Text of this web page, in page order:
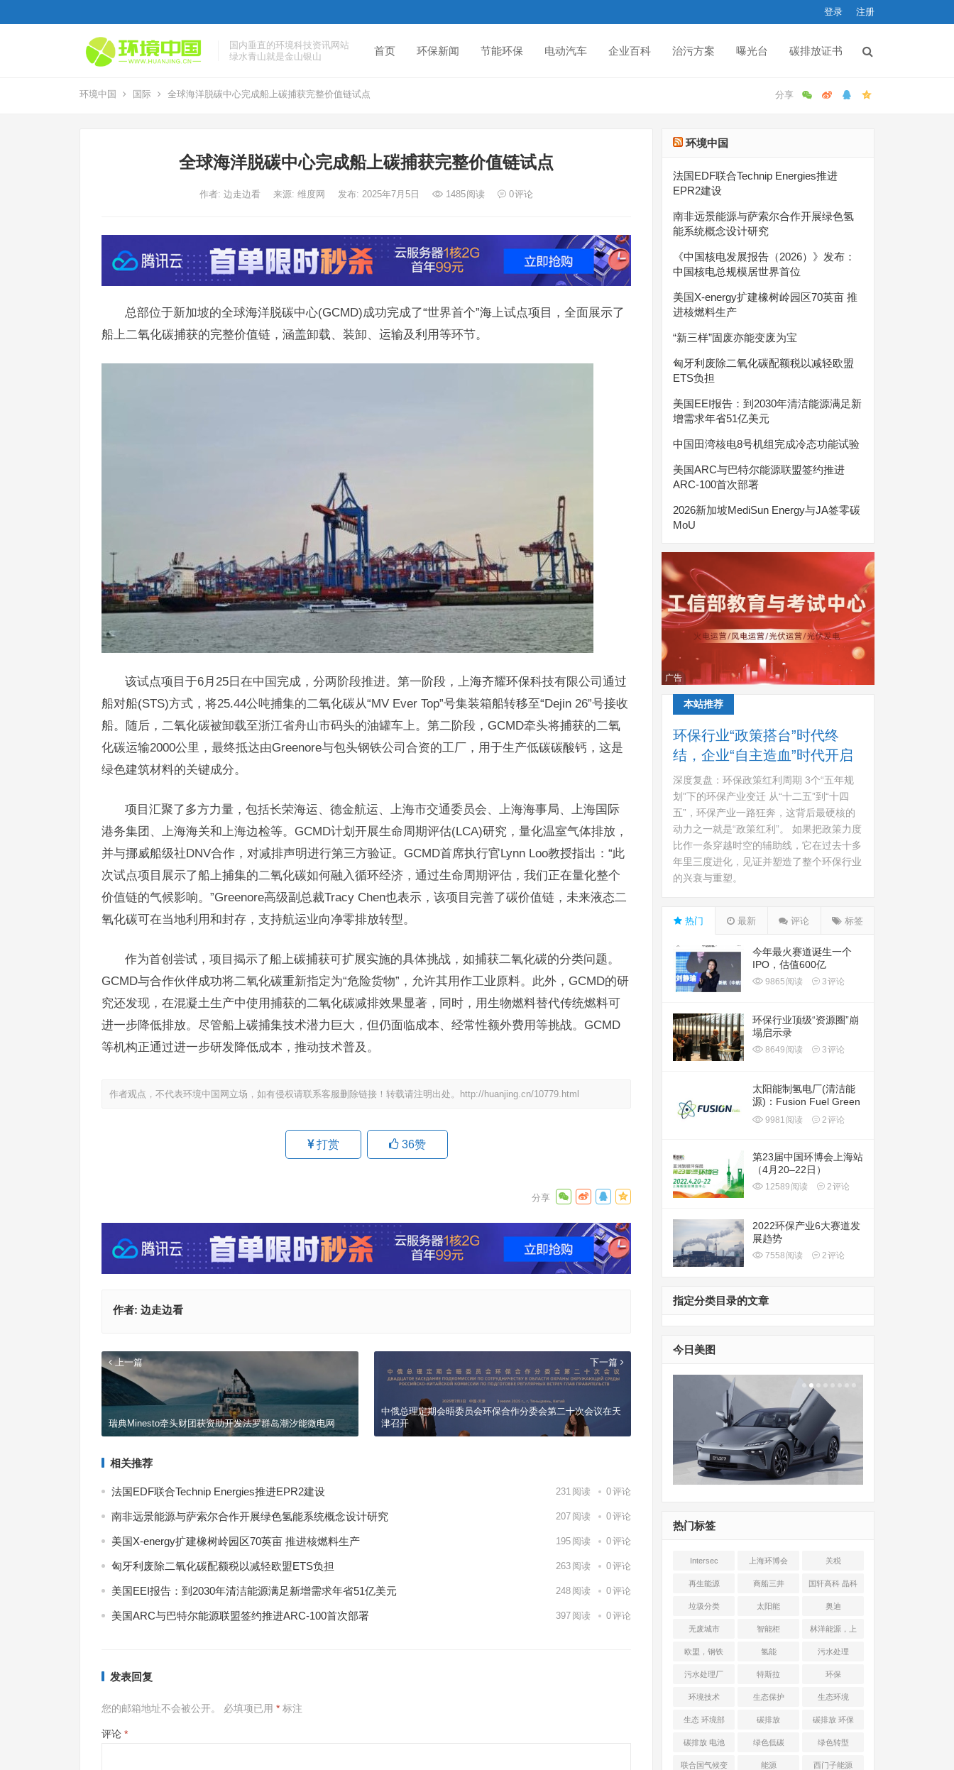
登录 注册
国内垂直的环境科技资讯网站
绿水青山就是金山银山
首页 环保新闻 节能环保 电动汽车 企业百科 治污方案 曝光台 碳排放证书
环境中国 国际 全球海洋脱碳中心完成船上碳捕获完整价值链试点
全球海洋脱碳中心完成船上碳捕获完整价值链试点
作者: 边走边看 来源: 维度网 发布: 2025年7月5日 1485阅读 0评论
总部位于新加坡的全球海洋脱碳中心(GCMD)成功完成了“世界首个”海上试点项目，全面展示了
船上二氧化碳捕获的完整价值链，涵盖卸载、装卸、运输及利用等环节。
该试点项目于6月25日在中国完成，分两阶段推进。第一阶段，上海齐耀环保科技有限公司通过
船对船(STS)方式，将25.44公吨捕集的二氧化碳从“MV Ever Top”号集装箱船转移至“Dejin 26”号接收
船。随后，二氧化碳被卸载至浙江省舟山市码头的油罐车上。第二阶段，GCMD牵头将捕获的二氧
化碳运输2000公里，最终抵达由Greenore与包头钢铁公司合资的工厂，用于生产低碳碳酸钙，这是
绿色建筑材料的关键成分。
项目汇聚了多方力量，包括长荣海运、德金航运、上海市交通委员会、上海海事局、上海国际
港务集团、上海海关和上海边检等。GCMD计划开展生命周期评估(LCA)研究，量化温室气体排放，
并与挪威船级社DNV合作，对减排声明进行第三方验证。GCMD首席执行官Lynn Loo教授指出：“此
次试点项目展示了船上捕集的二氧化碳如何融入循环经济，通过生命周期评估，我们正在量化整个
价值链的气候影响。”Greenore高级副总裁Tracy Chen也表示，该项目完善了碳价值链，未来液态二
氧化碳可在当地利用和封存，支持航运业向净零排放转型。
作为首创尝试，项目揭示了船上碳捕获可扩展实施的具体挑战，如捕获二氧化碳的分类问题。
GCMD与合作伙伴成功将二氧化碳重新指定为“危险货物”，允许其用作工业原料。此外，GCMD的研
究还发现，在混凝土生产中使用捕获的二氧化碳减排效果显著，同时，用生物燃料替代传统燃料可
进一步降低排放。尽管船上碳捕集技术潜力巨大，但仍面临成本、经常性额外费用等挑战。GCMD
等机构正通过进一步研发降低成本，推动技术普及。
作者观点，不代表环境中国网立场，如有侵权请联系客服删除链接！转载请注明出处。 http://huanjing.cn/10779.html
打赏 36赞
作者: 边走边看
上一篇
瑞典Minesto牵头财团获资助开发法罗群岛潮汐能微电网
下一篇
中俄总理定期会晤委员会环保合作分委会第二十次会议在天
津召开
相关推荐
法国EDF联合Technip Energies推进EPR2建设 231 阅读 0评论
南非远景能源与萨索尔合作开展绿色氢能系统概念设计研究 207 阅读 0评论
美国X-energy扩建橡树岭园区70英亩 推进核燃料生产 195 阅读 0评论
匈牙利废除二氧化碳配额税以减轻欧盟ETS负担 263 阅读 0评论
美国EEI报告：到2030年清洁能源满足新增需求年省51亿美元 248 阅读 0评论
美国ARC与巴特尔能源联盟签约推进ARC-100首次部署 397 阅读 0评论
发表回复
您的邮箱地址不会被公开。 必填项已用 * 标注
评论 *
环境中国
法国EDF联合Technip Energies推进
EPR2建设
南非远景能源与萨索尔合作开展绿色氢
能系统概念设计研究
《中国核电发展报告（2026）》发布：
中国核电总规模居世界首位
美国X-energy扩建橡树岭园区70英亩 推
进核燃料生产
“新三样”固废亦能变废为宝
匈牙利废除二氧化碳配额税以减轻欧盟
ETS负担
美国EEI报告：到2030年清洁能源满足新
增需求年省51亿美元
中国田湾核电8号机组完成冷态功能试验
美国ARC与巴特尔能源联盟签约推进
ARC-100首次部署
2026新加坡MediSun Energy与JA签零碳
MoU
广告
本站推荐
环保行业“政策搭台”时代终
结，企业“自主造血”时代开启
深度复盘：环保政策红利周期 3个“五年规
划”下的环保产业变迁 从“十二五”到“十四
五”，环保产业一路狂奔，这背后最硬核的
动力之一就是“政策红利”。 如果把政策力度
比作一条穿越时空的辅助线，它在过去十多
年里三度进化，见证并塑造了整个环保行业
的兴衰与重塑。
热门 最新 评论 标签
今年最火赛道诞生一个
IPO，估值600亿
9865 阅读 3评论
环保行业顶级“资源圈”崩
塌启示录
8649 阅读 3评论
太阳能制氢电厂(清洁能
源)：Fusion Fuel Green
plc(HTOO)
9981 阅读 2评论
第23届中国环博会上海站
（4月20–22日）
12589 阅读 2评论
2022环保产业6大赛道发
展趋势
7558 阅读 2评论
指定分类目录的文章
今日美图
热门标签
Intersec
Shanghai
上海环博会 关税
再生能源 商船三井 国轩高科 晶科
能源 光伏+储能
垃圾分类 太阳能 奥迪
无废城市 智能柜 林洋能源，上
海舜华新能源
欧盟，钢铁 氢能 污水处理
污水处理厂 特斯拉 环保
环境技术 生态保护 生态环境
生态 环境部 碳排放 碳排放 环保
碳排放 电池 绿色低碳 绿色转型
联合国气候变 能源 西门子能源